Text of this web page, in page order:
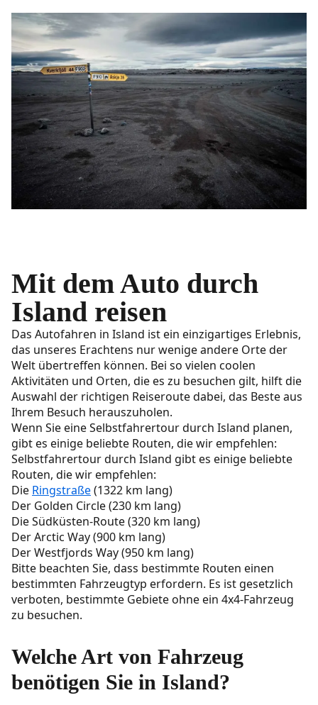
Mit dem Auto durch
Island reisen
Das Autofahren in Island ist ein einzigartiges Erlebnis,
das unseres Erachtens nur wenige andere Orte der
Welt übertreffen können. Bei so vielen coolen
Aktivitäten und Orten, die es zu besuchen gilt, hilft die
Auswahl der richtigen Reiseroute dabei, das Beste aus
Ihrem Besuch herauszuholen.
Wenn Sie eine Selbstfahrertour durch Island planen,
gibt es einige beliebte Routen, die wir empfehlen:
Selbstfahrertour durch Island gibt es einige beliebte
Routen, die wir empfehlen:
Die Ringstraße(1322 km lang)
Der Golden Circle (230 km lang)
Die Südküsten-Route (320 km lang)
Der Arctic Way (900 km lang)
Der Westfjords Way (950 km lang)
Bitte beachten Sie, dass bestimmte Routen einen
bestimmten Fahrzeugtyp erfordern. Es ist gesetzlich
verboten, bestimmte Gebiete ohne ein 4x4-Fahrzeug
zu besuchen.
Welche Art von Fahrzeug
benötigen Sie in Island?